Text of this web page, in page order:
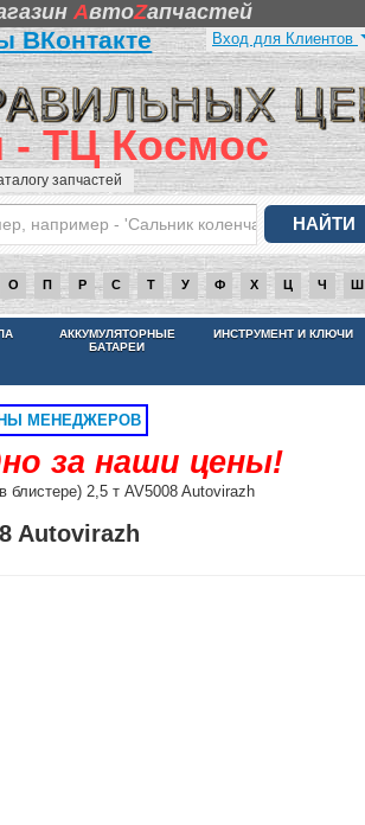
AвтоZапчастей
ВКонтакте
- ТЦ Космос
запчастей
Вход для Клиентов
О П Р С Т У Ф Х Ц Ч Ш
ЗА НАШИ ЦЕНЫ
АККУМУЛЯТОРНЫЕ
БАТАРЕИ
ИНСТРУМЕНТ И КЛЮЧИ
МЕНЕДЖЕРОВ
за наши цены!
2,5 т AV5008 Autovirazh
Autovirazh